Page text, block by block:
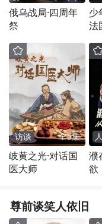
俄乌战局·四周年
祭
少
法
访谈 全5集
岐黄之光·对话国
医大师
濮
欲
尊前谈笑人依旧